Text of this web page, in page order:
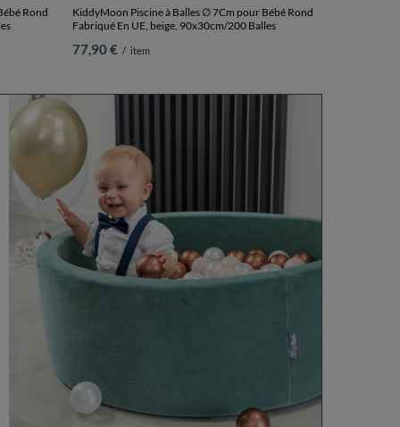
Rond
KiddyMoon Piscine à Balles ∅ 7Cm pour Bébé Rond
Fabriqué En UE, beige, 90x30cm/200 Balles
77,90 € / item